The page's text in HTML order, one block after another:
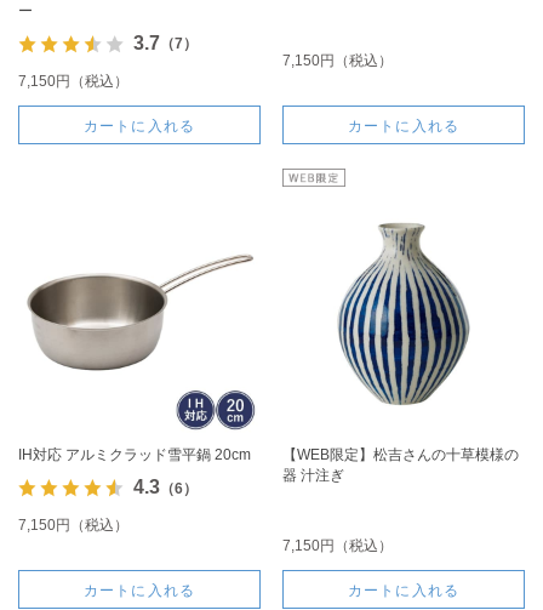
ー
3.7 （7）
7,150円（税込）
カートに入れる
7,150円（税込）
カートに入れる
IH対応 アルミクラッド雪平鍋 20cm
4.3（6）
7,150円（税込）
カートに入れる
【WEB限定】松吉さんの十草模様の
器 汁注ぎ
7,150円（税込）
カートに入れる